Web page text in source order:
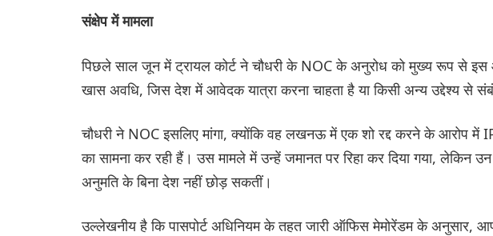
संक्षेप में मामला
पिछले साल जून में ट्रायल कोर्ट ने चौधरी के NOC के अनुरोध को मुख्य रूप से इस
खास अवधि, जिस देश में आवेदक यात्रा करना चाहता है या किसी अन्य उद्देश्य से
चौधरी ने NOC इसलिए मांगा, क्योंकि वह लखनऊ में एक शो रद्द करने के आरोप
का सामना कर रही हैं। उस मामले में उन्हें जमानत पर रिहा कर दिया गया, लेकिन उन
अनुमति के बिना देश नहीं छोड़ सकतीं।
उल्लेखनीय है कि पासपोर्ट अधिनियम के तहत जारी ऑफिस मेमोरेंडम के अनुसार,